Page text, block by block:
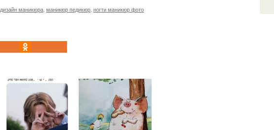
дизайн маникюра маникюр педикюр ногти маникюр фото